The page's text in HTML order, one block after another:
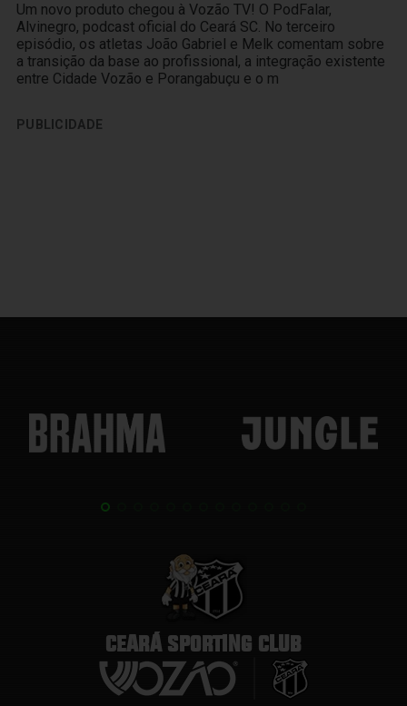
Um novo produto chegou à Vozão TV! O PodFalar,
Alvinegro, podcast oficial do Ceará SC. No terceiro
episódio, os atletas João Gabriel e Melk comentam sobre
a transição da base ao profissional, a integração existente
entre Cidade Vozão e Porangabuçu e o m
PUBLICIDADE
CEARÁ SPORTING CLUB